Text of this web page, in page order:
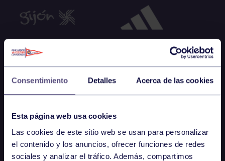
Consentimiento Detalles Acerca de las cookies
Esta página web usa cookies
Las cookies de este sitio web se usan para personalizar
el contenido y los anuncios, ofrecer funciones de redes
sociales y analizar el tráfico. Además, compartimos